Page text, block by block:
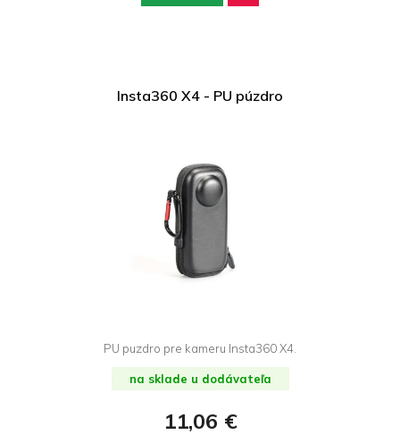
Insta360 X4 - PU púzdro
PU puzdro pre kameru Insta360 X4.
na sklade u dodávateľa
11,06 €